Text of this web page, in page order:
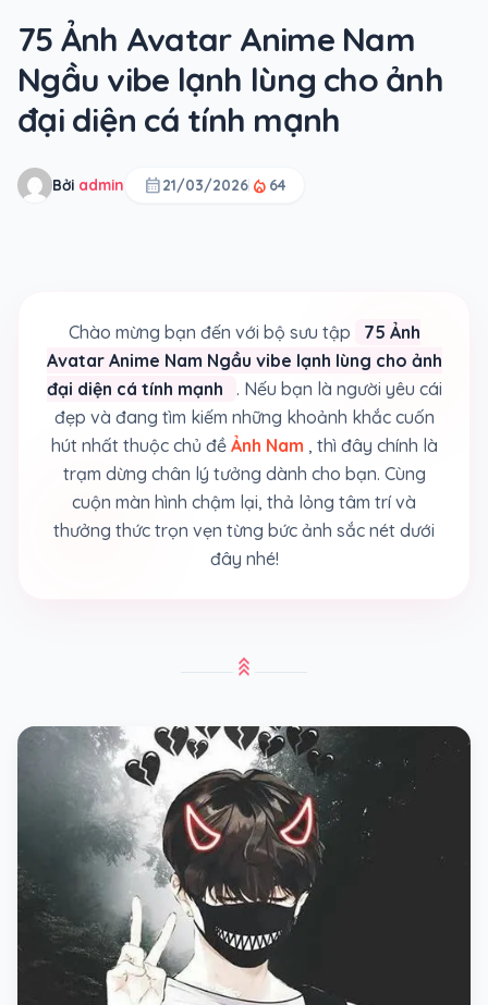
75 Ảnh Avatar Anime Nam
Ngầu vibe lạnh lùng cho ảnh
đại diện cá tính mạnh
Bởi admin calendar_month21/03/2026 local_fire_department 64
Chào mừng bạn đến với bộ sưu tập
75 Ảnh
Avatar Anime Nam Ngầu vibe lạnh lùng cho ảnh
đại diện cá tính mạnh
. Nếu bạn là người yêu cái
đẹp và đang tìm kiếm những khoảnh khắc cuốn
hút nhất thuộc chủ đề Ảnh Nam , thì đây chính là
trạm dừng chân lý tưởng dành cho bạn. Cùng
cuộn màn hình chậm lại, thả lỏng tâm trí và
thưởng thức trọn vẹn từng bức ảnh sắc nét dưới
đây nhé!
stat_3